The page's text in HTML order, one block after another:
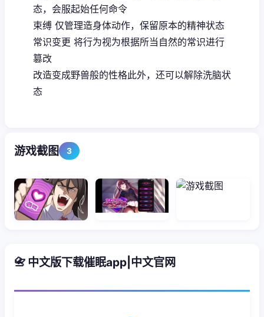
态，会服起始任何命令
束缚 仅管理造身体动作，保留原本的精神状态
常识变更 将行为视为根据所当自然的常识进行
篡改
改造变成野兽般的性格此外，还可以解除洗脑状
态
游戏截图 3
📇 中文版下载催眠app|中文官网